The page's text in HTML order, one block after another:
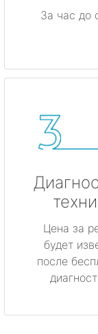
За час до
Цена за
будет
после